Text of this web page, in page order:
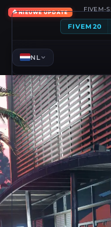
🔥NIEUWE UPDATE FIVEM-
FIVEM20
NL